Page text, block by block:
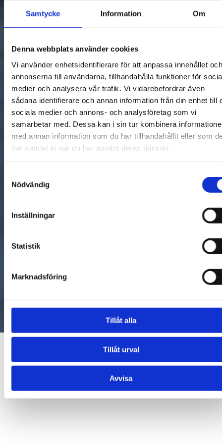
Samtycke Information Om
Denna webbplats använder cookies
Vi använder enhetsidentifierare för att anpassa innehållet och
annonserna till användarna, tillhandahålla funktioner för
medier och analysera vår trafik. Vi vidarebefordrar även
sådana identifierare och annan information från din enhet till
sociala medier och annons- och analysföretag som vi
samarbetar med. Dessa kan i sin tur kombinera
med annan information som du har tillhandahållit eller som
har samlat in när du har använt deras tjänster.
Nödvändig
Inställningar
Statistik
Marknadsföring
Tillåt alla
Tillåt urval
Avvisa